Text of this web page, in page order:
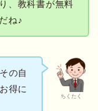
、教科書が無料
ね♪
ちくたく
の自
得に